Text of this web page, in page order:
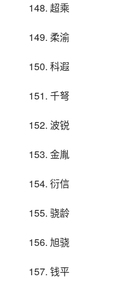
148. 超乘
149. 柔渝
150. 科遐
151. 千弩
152. 波锐
153. 金胤
154. 衍信
155. 骁龄
156. 旭骁
157. 钱平